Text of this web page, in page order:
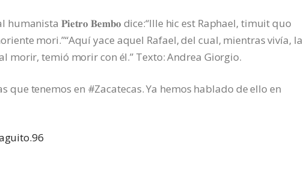
𝐏𝐢𝐞𝐭𝐫𝐨 𝐁𝐞𝐦𝐛𝐨 dice:“Ille hic est Raphael, timuit quo
mori.”“Aquí yace aquel Rafael, del cual, mientras vivía, la
morir, temió morir con él.” Texto: Andrea Giorgio.
que tenemos en #Zacatecas. Ya hemos hablado de ello en